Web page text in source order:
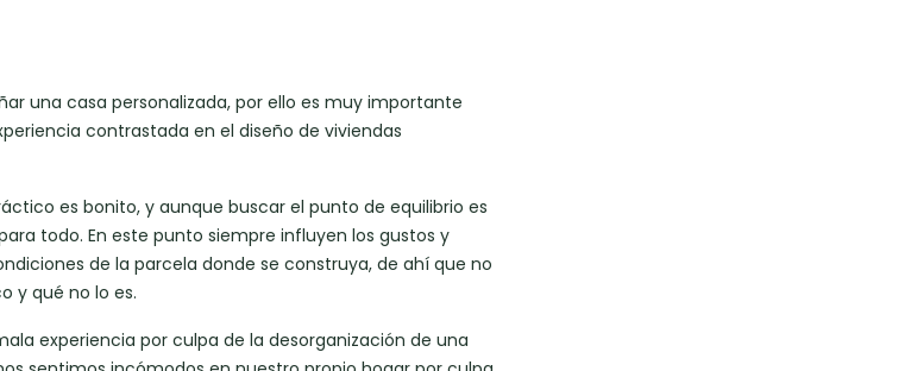
una casa personalizada, por ello es muy importante
contrastada en el diseño de viviendas
es bonito, y aunque buscar el punto de equilibrio es
todo. En este punto siempre influyen los gustos y
de la parcela donde se construya, de ahí que no
y qué no lo es.
experiencia por culpa de la desorganización de una